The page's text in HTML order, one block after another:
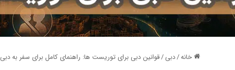
خانه/دبی /قوانین دبی برای توریست ها: راهنمای کامل برای سفر به دبی